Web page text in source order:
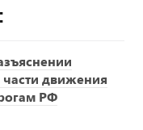
части движения
РФ